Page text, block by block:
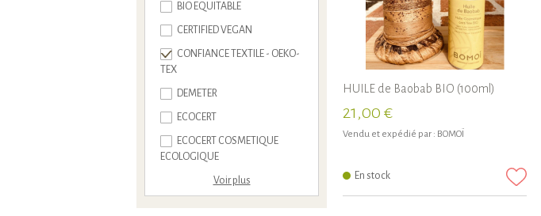
BIO EQUITABLE
CERTIFIED VEGAN
CONFIANCE TEXTILE - OEKO-
TEX
DEMETER
ECOCERT
ECOCERT COSMETIQUE
ECOLOGIQUE
Voir plus
HUILE de Baobab BIO (100ml)
21,00 €
Vendu et expédié par : BOMOÏ
En stock